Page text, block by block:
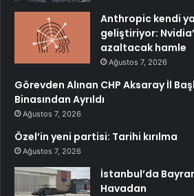
Anthropic kendi
geliştiriyor:
azaltacak hamle
Ağustos 7, 2026
Görevden Alınan CHP Aksaray İl
Binasından Ayrıldı
Ağustos 7, 2026
Özel’in yeni partisi: Tarihi kırılma
Ağustos 7, 2026
İstanbul’da
Havadan